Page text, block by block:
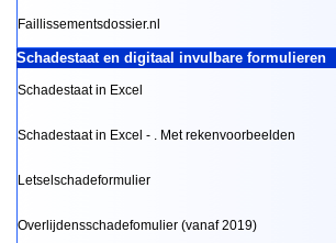
Faillissementsdossier.nl
Schadestaat en digitaal invulbare formulieren
Schadestaat in Excel
Schadestaat in Excel - . Met rekenvoorbeelden
Letselschadeformulier
Overlijdensschadefomulier (vanaf 2019)